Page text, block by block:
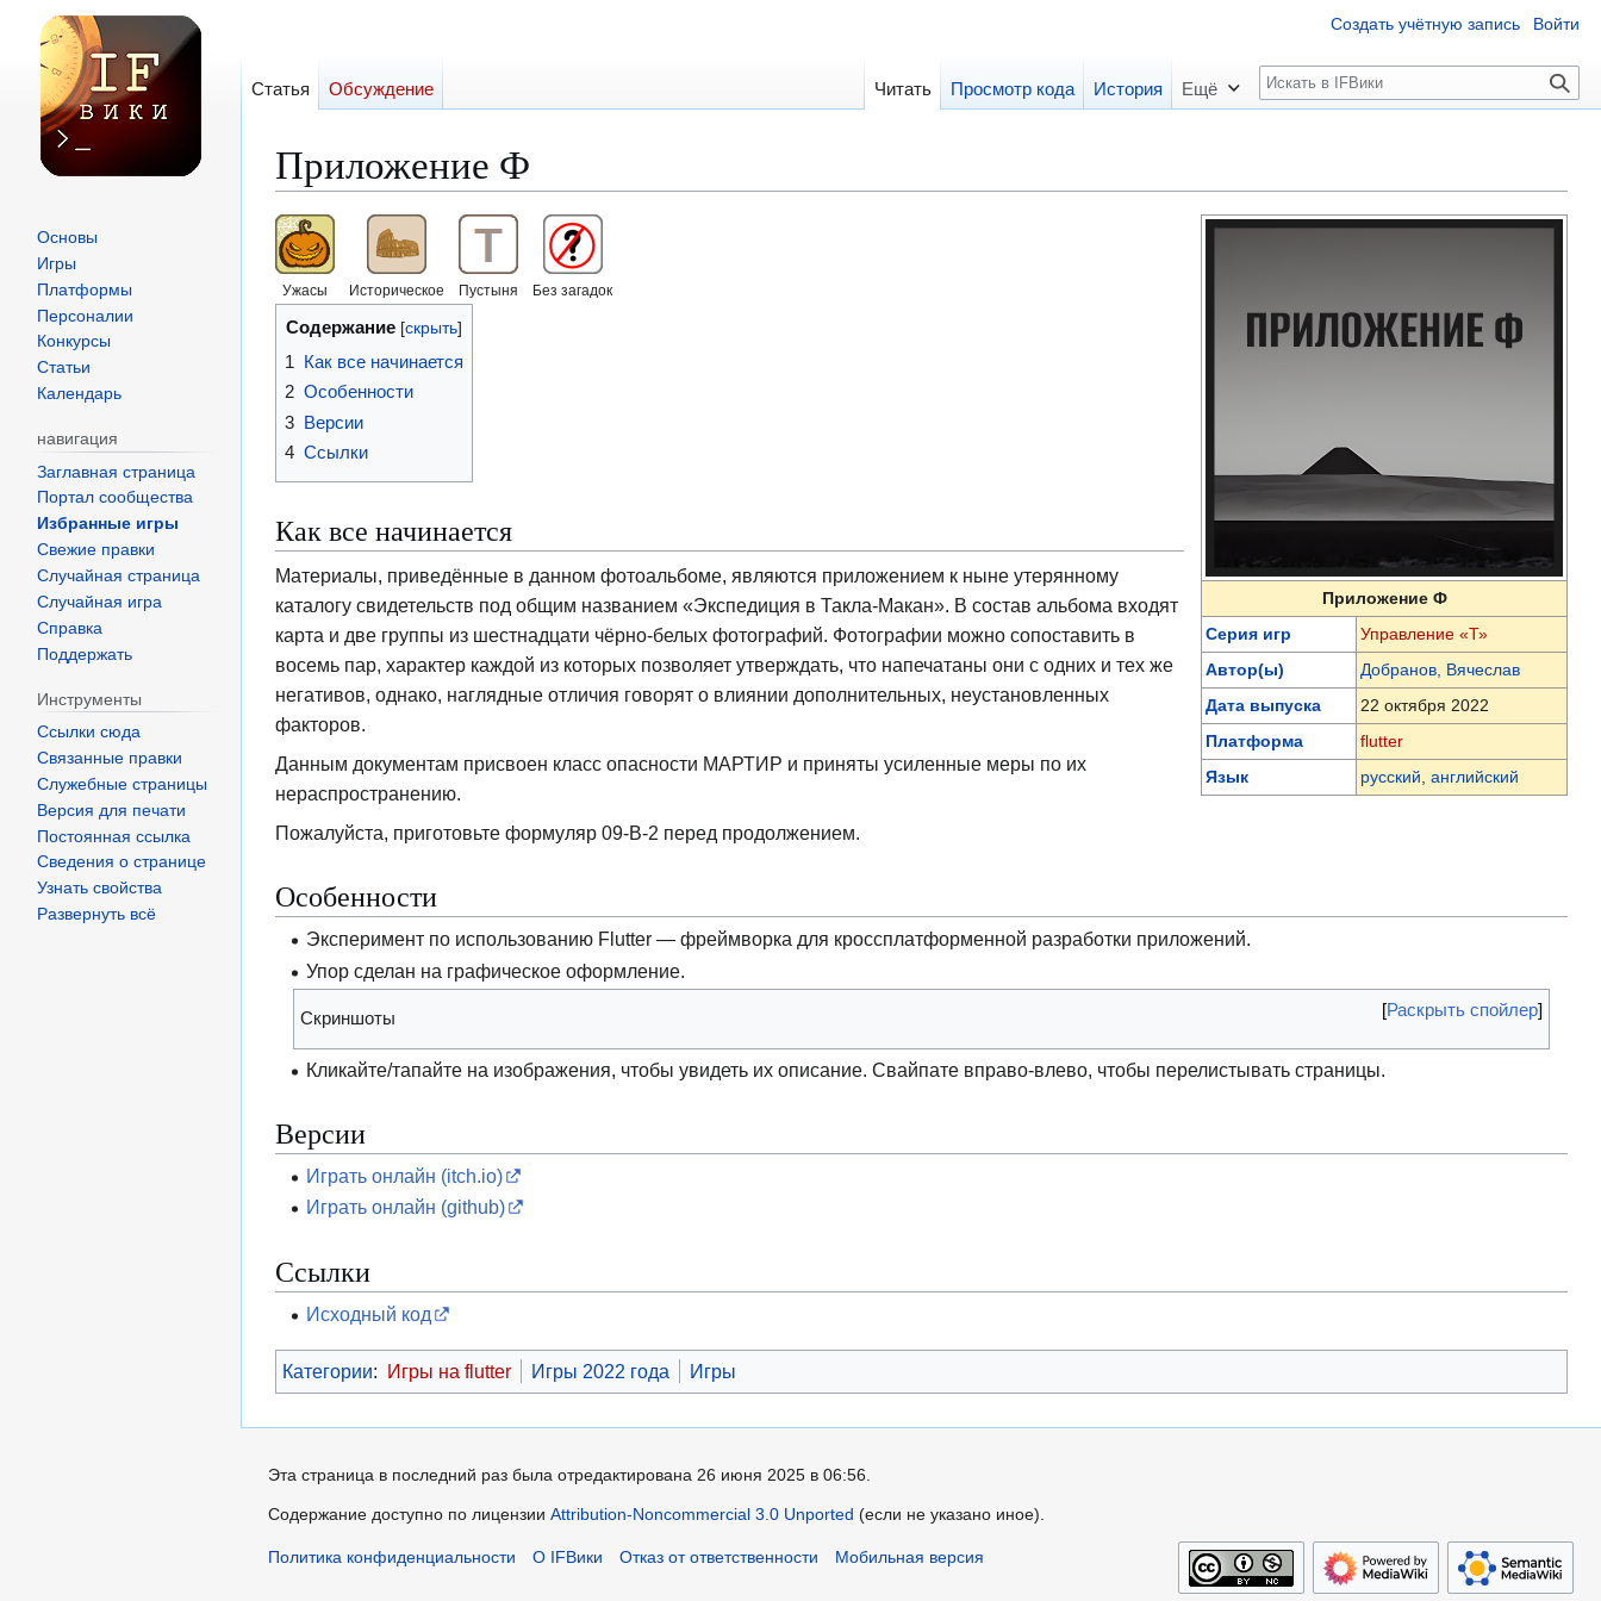
Приложение Ф
Перейти
к
навигации
Перейти
к
поиску
Приложение Ф
Серия игр
Управление «Т»
Автор(ы)
Добранов, Вячеслав
Дата выпуска
22 октября 2022
Платформа
flutter
Язык
русский ,английский
Ужасы Историческое Пустыня Без загадок
Содержание
1 Как все начинается
2 Особенности
3 Версии
4 Ссылки
Как все начинается
Материалы, приведённые в данном фотоальбоме, являются приложением к ныне утерянному
каталогу свидетельств под общим названием «Экспедиция в Такла‑Макан». В состав альбома входят
карта и две группы из шестнадцати чёрно-белых фотографий. Фотографии можно сопоставить в
восемь пар, характер каждой из которых позволяет утверждать, что напечатаны они с одних и тех же
негативов, однако, наглядные отличия говорят о влиянии дополнительных, неустановленных
факторов.
Данным документам присвоен класс опасности МАРТИР и приняты усиленные меры по их
нераспространению.
Пожалуйста, приготовьте формуляр 09-B-2 перед продолжением.
Особенности
Эксперимент по использованию Flutter — фреймворка для кроссплатформенной разработки приложений.
Упор сделан на графическое оформление.
Раскрыть спойлер
Скриншоты
Кликайте/тапайте на изображения, чтобы увидеть их описание. Свайпате вправо-влево, чтобы перелистывать страницы.
Версии
Играть онлайн (itch.io)
Играть онлайн (github)
Ссылки
Исходный код
Категории: Игры на flutter Игры 2022 года Игры
Создать учётную запись Войти
Статья Обсуждение Читать Просмотр кода История Ещё
П
о
к
Основы
Игры
Платформы
Персоналии
Конкурсы
Статьи
Календарь
навигация
Заглавная страница
Портал сообщества
Избранные игры
Свежие правки
Случайная страница
Случайная игра
Справка
Поддержать
Инструменты
Ссылки сюда
Связанные правки
Служебные страницы
Версия для печати
Постоянная ссылка
Сведения о странице
Узнать свойства
Развернуть всё
Эта страница в последний раз была отредактирована 26 июня 2025 в 06:56.
Содержание доступно по лицензииAttribution-Noncommercial 3.0 Unported (если не указано иное).
Политика конфиденциальности О IFВики Отказ от ответственности Мобильная версия